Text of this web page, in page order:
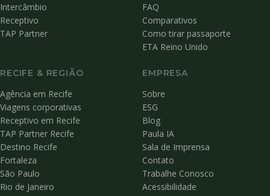
Intercâmbio
Receptivo
TAP Partner
FAQ
Comparativos
Como tirar passaporte
ETA Reino Unido
RECIFE & REGIÃO
Agência em Recife
Viagens corporativas
Receptivo em Recife
TAP Partner Recife
Destino Recife
Fortaleza
São Paulo
Rio de Janeiro
EMPRESA
Sobre
ESG
Blog
Paula IA
Sala de Imprensa
Contato
Trabalhe Conosco
Acessibilidade